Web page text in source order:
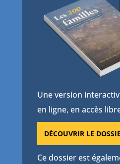
Une version
en ligne, en accès
DÉCOUVRIR LE
Ce dossier est